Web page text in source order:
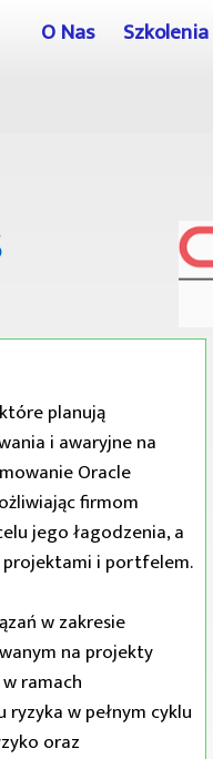
O Nas Szkolenia
planują
i awaryjne na
Oracle
firmom
jego łagodzenia, a
projektami i portfelem.
w zakresie
na projekty
ramach
w pełnym cyklu
oraz